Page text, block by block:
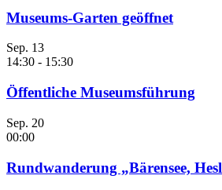
Museums-Garten geöffnet
Sep. 13
14:30 - 15:30
Öffentliche Museumsführung
Sep. 20
00:00
Rundwanderung „Bärensee,